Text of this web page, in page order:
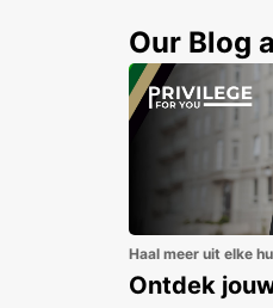
Our Blog
Haal meer uit elke
Ontdek